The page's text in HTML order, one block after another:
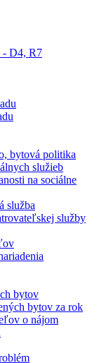
- D4, R7
bytová politika
služieb
na sociálne
služba
služby
bytov
bytov za rok
o nájom